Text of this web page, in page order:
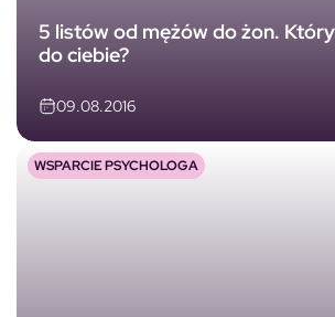
5 listów od mężów do żon.
do ciebie?
09.08.2016
WSPARCIE PSYCHOLOGA